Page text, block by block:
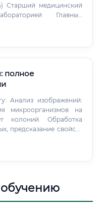
Бизнес-направление:
открывают
полное
микроорганизмов на
колоний. Обработка
предсказание свойств
эпидемий,
обучению